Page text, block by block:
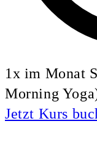
1x im Monat
Morning
Jetzt Kurs